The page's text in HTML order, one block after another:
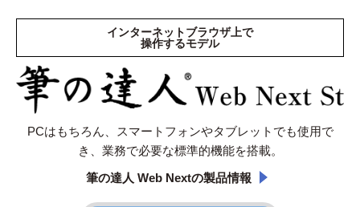
インターネットブラウザ上で
操作するモデル
PCはもちろん、スマートフォンやタブレットでも使用で
き、 業務で必要な標準的機能を搭載。
筆の達人 Web Nextの製品情報